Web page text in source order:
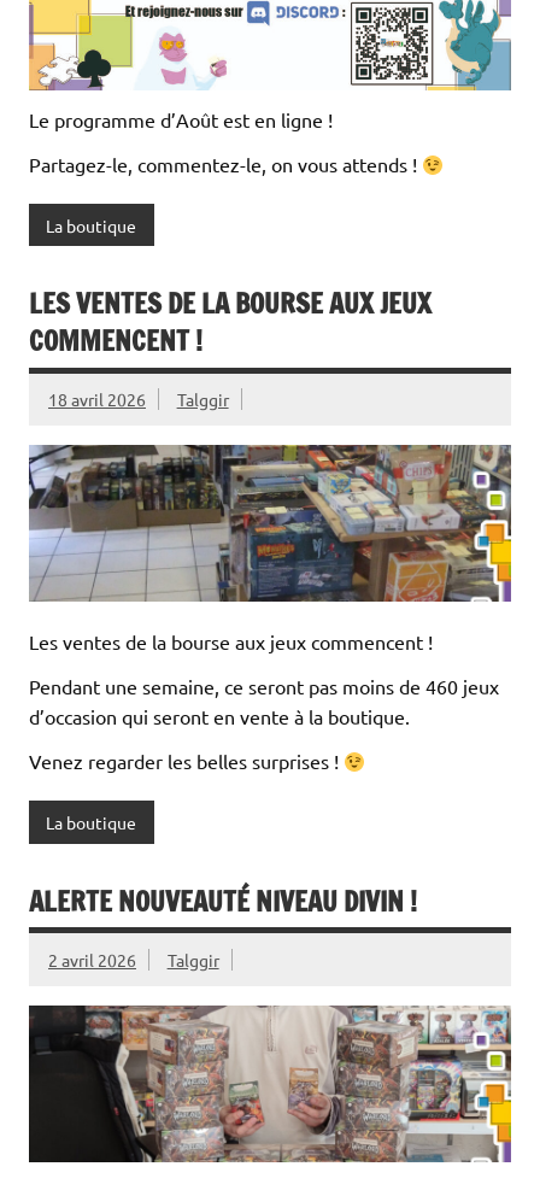
Le programme d’Août est en ligne !
Partagez-le, commentez-le, on vous attends !
La boutique
LES VENTES DE LA BOURSE AUX JEUX
COMMENCENT !
18 avril 2026 Talggir
Les ventes de la bourse aux jeux commencent !
Pendant une semaine, ce seront pas moins de 460 jeux
d’occasion qui seront en vente à la boutique.
Venez regarder les belles surprises !
La boutique
ALERTE NOUVEAUTÉ NIVEAU DIVIN !
2 avril 2026 Talggir